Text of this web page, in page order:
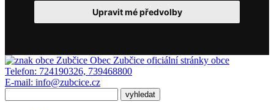
Upravit mé předvolby
Obec Zubčice oficiální stránky obce
Telefon: 724190326, 739468800
E-mail: info@zubcice.cz